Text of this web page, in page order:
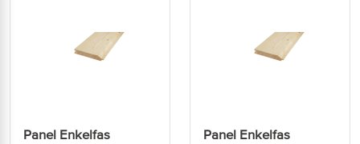
Panel Enkelfas
Panel Enkelfas